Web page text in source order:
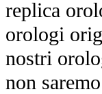
replica
orologi
nostri
non